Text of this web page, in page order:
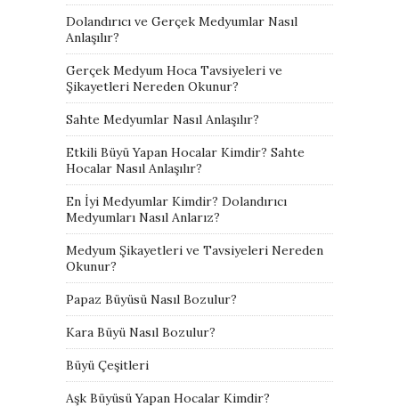
Dolandırıcı ve Gerçek Medyumlar Nasıl
Anlaşılır?
Gerçek Medyum Hoca Tavsiyeleri ve
Şikayetleri Nereden Okunur?
Sahte Medyumlar Nasıl Anlaşılır?
Etkili Büyü Yapan Hocalar Kimdir? Sahte
Hocalar Nasıl Anlaşılır?
En İyi Medyumlar Kimdir? Dolandırıcı
Medyumları Nasıl Anlarız?
Medyum Şikayetleri ve Tavsiyeleri Nereden
Okunur?
Papaz Büyüsü Nasıl Bozulur?
Kara Büyü Nasıl Bozulur?
Büyü Çeşitleri
Aşk Büyüsü Yapan Hocalar Kimdir?